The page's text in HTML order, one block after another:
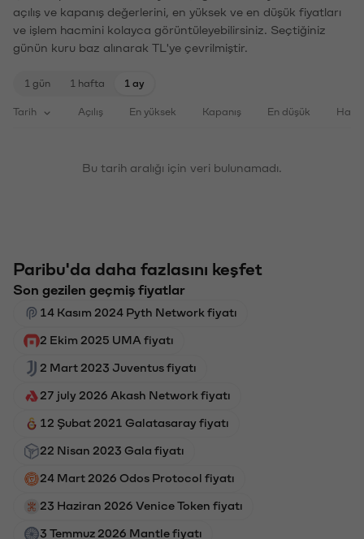
açılış ve kapanış değerlerini, en yüksek ve en düşük fiyatları
ve işlem hacmini kolayca görüntüleyebilirsiniz. Seçtiğiniz
günün kuru baz alınarak TL'ye çevrilmiştir.
1 gün 1 hafta 1 ay
Tarih Açılış En yüksek Kapanış En düşük
Bu tarih aralığı için veri bulunamadı.
Paribu'da daha fazlasını keşfet
Son gezilen geçmiş fiyatlar
14 Kasım 2024 Pyth Network fiyatı
2 Ekim 2025 UMA fiyatı
2 Mart 2023 Juventus fiyatı
27 july 2026 Akash Network fiyatı
12 Şubat 2021 Galatasaray fiyatı
22 Nisan 2023 Gala fiyatı
24 Mart 2026 Odos Protocol fiyatı
23 Haziran 2026 Venice Token fiyatı
3 Temmuz 2026 Mantle fiyatı